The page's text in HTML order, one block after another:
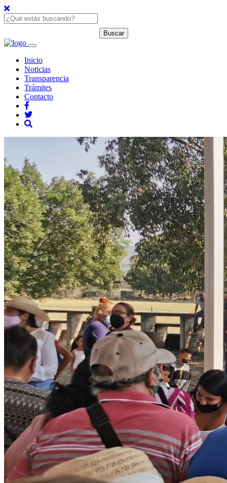
Inicio
Noticias
Transparencia
Trámites
Contacto